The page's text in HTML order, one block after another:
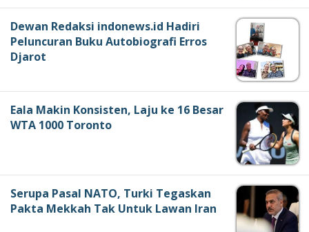
Dewan Redaksi indonews.id Hadiri
Peluncuran Buku Autobiografi Erros
Djarot
Eala Makin Konsisten, Laju ke 16 Besar
WTA 1000 Toronto
Serupa Pasal NATO, Turki Tegaskan
Pakta Mekkah Tak Untuk Lawan Iran